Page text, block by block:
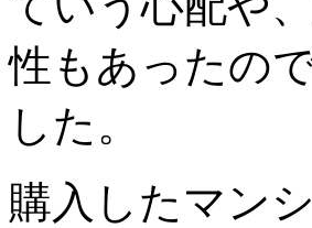
性もあったの
した。
購入したマン